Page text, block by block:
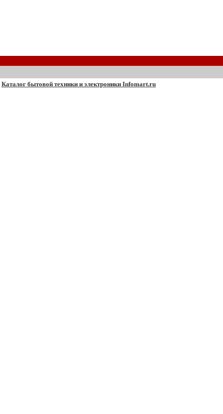
Каталог бытовой техники и электроники Infomart.ru